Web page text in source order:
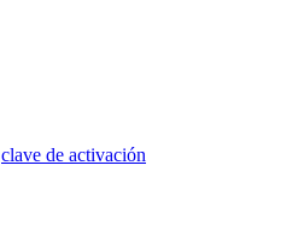
clave de activación